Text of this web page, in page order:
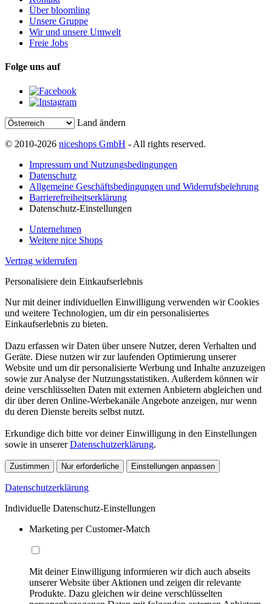
Über bloomling
Unsere Gruppe
Wir und unsere Umwelt
Freie Jobs
Folge uns auf
Land ändern
© 2010-2026 niceshops GmbH - All rights reserved.
Impressum und Nutzungsbedingungen
Datenschutz
Allgemeine Geschäftsbedingungen und Widerrufsbelehrung
Barrierefreiheitserklärung
Datenschutz-Einstellungen
Unternehmen
Weitere nice Shops
Vertrag widerrufen
Personalisiere dein Einkaufserlebnis
Nur mit deiner individuellen Einwilligung verwenden wir Cookies
und weitere Technologien, um dir ein personalisiertes
Einkaufserlebnis zu bieten.
Dazu erfassen wir Daten über unsere Nutzer, deren Verhalten und
Geräte. Diese nutzen wir zur laufenden Optimierung unserer
Website und um dir personalisierte Werbung und Inhalte anzuzeigen
sowie zur Analyse der Nutzungsstatistiken. Außerdem können wir
deine verschlüsselten Daten mit externen Anbietern abgleichen und
dir über deren Online-Werbekanäle Angebote anzeigen, nur wenn
du deren Dienste bereits selbst nutzt.
Erkundige dich bitte vor deiner Einwilligung in den Einstellungen
sowie in unsererDatenschutzerklärung.
Zustimmen Nur erforderliche Einstellungen anpassen
Datenschutzerklärung
Individuelle Datenschutz-Einstellungen
Marketing per Customer-Match
Mit deiner Einwilligung informieren wir dich auch abseits
unserer Website über Aktionen und zeigen dir relevante
Produkte. Dazu gleichen wir deine verschlüsselten